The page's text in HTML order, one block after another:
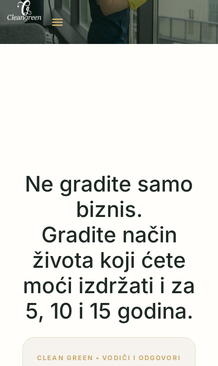
Ne gradite samo
biznis.
Gradite način
života koji ćete
moći izdržati i za
5, 10 i 15 godina.
CLEAN GREEN • VODIČI I ODGOVORI